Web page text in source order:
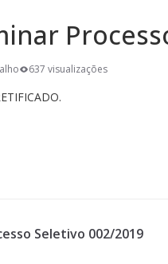
637 visualizações
Seletivo 002/2019